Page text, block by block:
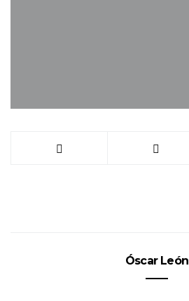
Óscar León